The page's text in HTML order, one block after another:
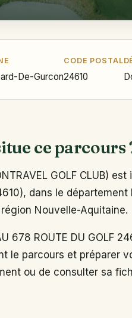
De-Gurcon
CODE POSTAL
24610
ce parcours
GOLF CLUB)
dans le
Nouvelle-Aquitaine.
678 ROUTE DU GOLF
le parcours et préparer
ou de consulter sa